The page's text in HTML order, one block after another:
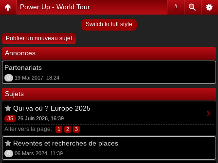
#
Power Up - World Tour
Switch to full style
Publier un nouveau sujet
Annonces
Partenariats
0 19 Mai 2017, 18:24
Sujets
Qui va où ? Europe 2025
35 26 Juin 2026, 16:39
Aller vers la page: 1 2 3
Reventes et recherches de places
0 06 Mars 2024, 11:39